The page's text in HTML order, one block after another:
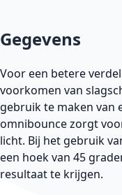
Gegevens
Voor een betere
voorkomen van
gebruik te maken van
omnibounce zorgt
licht. Bij het gebruik
een hoek van 45
resultaat te krijgen.